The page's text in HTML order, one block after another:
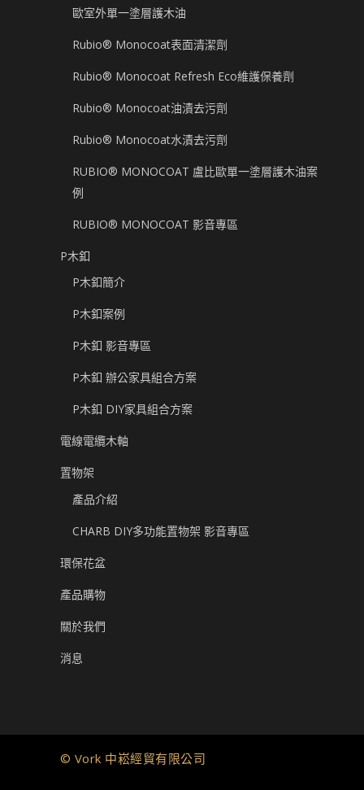
歐室外單一塗層護木油
Rubio® Monocoat表面清潔劑
Rubio® Monocoat Refresh Eco維護保養劑
Rubio® Monocoat油漬去污劑
Rubio® Monocoat水漬去污劑
RUBIO® MONOCOAT 盧比歐單一塗層護木油案
例
RUBIO® MONOCOAT 影音專區
P木釦
P木釦簡介
P木釦案例
P木釦 影音專區
P木釦 辦公家具組合方案
P木釦 DIY家具組合方案
電線電纜木軸
置物架
產品介紹
CHARB DIY多功能置物架 影音專區
環保花盆
產品購物
關於我們
消息
© Vork 中崧經貿有限公司